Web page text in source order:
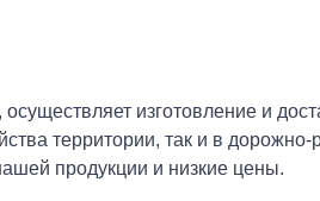
изготовление и
территории, так и в
продукции и низкие цены.